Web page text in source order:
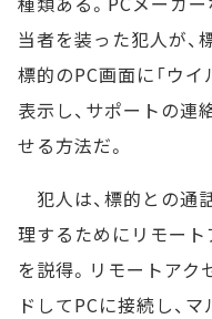
当者を装った犯人が、
標的のPC画面に「ウ
表示し、サポートの連
せる方法だ。
犯人は、標的との通
理するためにリモート
を説得。リモートアク
ドしてPCに接続し、